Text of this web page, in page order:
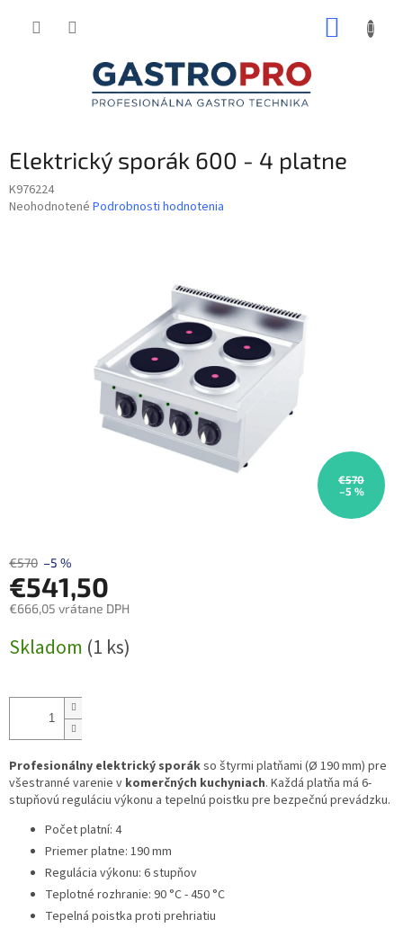
Elektrický sporák 600 - 4 platne
K976224
Priemerné
Neohodnotené Podrobnosti hodnotenia
€570
–5 %
€570 –5 %
€541,50
€666,05 vrátane DPH
cena:
Skladom (1 ks)
Profesionálny elektrický sporákso štyrmi platňami (Ø 190 mm) pre
všestranné varenie v komerčných kuchyniach. Každá platňa má 6-
stupňovú reguláciu výkonu a tepelnú poistku pre bezpečnú prevádzku.
Počet platní: 4
Priemer platne: 190 mm
Regulácia výkonu: 6 stupňov
Teplotné rozhranie: 90 °C - 450 °C
Tepelná poistka proti prehriatiu